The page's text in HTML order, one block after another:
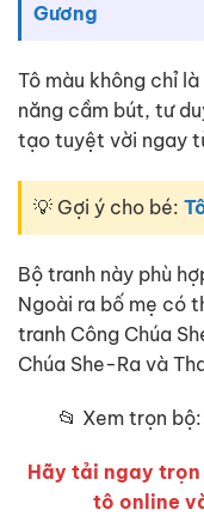
Gương
Tô màu không chỉ
năng cầm bút, tư
tạo tuyệt vời ngay
💡 Gợi ý cho bé:
Bộ tranh này phù
Ngoài ra bố mẹ có
tranh Công Chúa
Chúa She-Ra và
📂 Xem trọn bộ:
Hãy tải ngay
tô online